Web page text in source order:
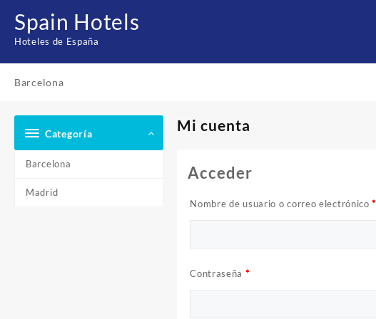
contenido
Spain Hotels
Hoteles de España
Barcelona
Categoría
Barcelona
Madrid
Mi cuenta
Acceder
Nombre de usuario o correo electrónico*
Contraseña *